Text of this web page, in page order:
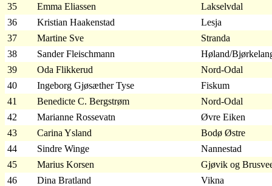
35
Emma Eliassen
Lakselvdal
36
Kristian Haakenstad
Lesja
37
Martine Sve
Stranda
38
Sander Fleischmann
Høland/
39
Oda Flikkerud
Nord-Odal
40
Ingeborg Gjøsæther Tyse
Fiskum
41
Benedicte C. Bergstrøm
Nord-Odal
42
Marianne Rossevatn
Øvre Eiken
43
Carina Ysland
Bodø Østre
44
Sindre Winge
Nannestad
45
Marius Korsen
Gjøvik og
46
Dina Bratland
Vikna